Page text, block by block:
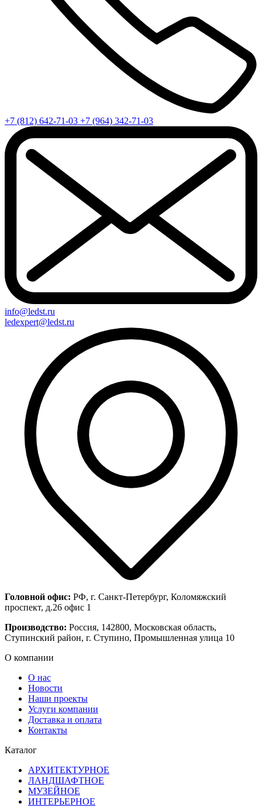
+7 (812) 642-71-03 +7 (964) 342-71-03
info@ledst.ru
ledexpert@ledst.ru
Головной офис: РФ, г. Санкт-Петербург, Коломяжский
проспект, д.26 офис 1
Производство: Россия, 142800, Московская область,
Ступинский район, г. Ступино, Промышленная улица 10
О компании
О нас
Новости
Наши проекты
Услуги компании
Доставка и оплата
Контакты
Каталог
АРХИТЕКТУРНОЕ
ЛАНДШАФТНОЕ
МУЗЕЙНОЕ
ИНТЕРЬЕРНОЕ